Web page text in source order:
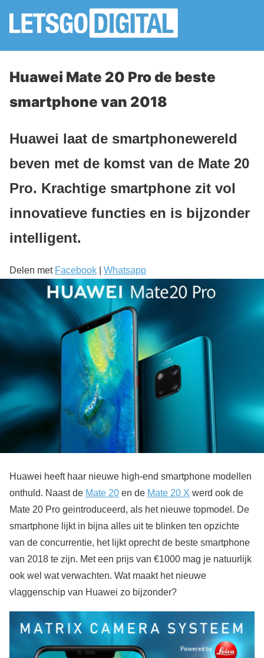
Huawei Mate 20 Pro de beste
smartphone van 2018
Huawei laat de smartphonewereld
beven met de komst van de Mate 20
Pro. Krachtige smartphone zit vol
innovatieve functies en is bijzonder
intelligent.
Delen met Facebook Whatsapp
Huawei heeft haar nieuwe high-end smartphone modellen
onthuld. Naast de Mate 20 en de Mate 20 X werd ook de
Mate 20 Pro geintroduceerd, als het nieuwe topmodel. De
smartphone lijkt in bijna alles uit te blinken ten opzichte
van de concurrentie, het lijkt oprecht de beste smartphone
van 2018 te zijn. Met een prijs van €1000 mag je natuurlijk
ook wel wat verwachten. Wat maakt het nieuwe
vlaggenschip van Huawei zo bijzonder?